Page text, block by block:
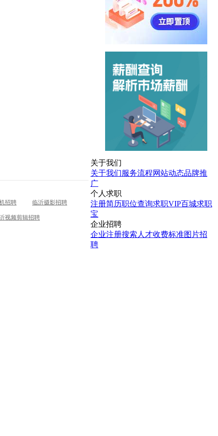
招聘 临沂摄影招聘
视频剪辑招聘
关于我们
关于我们服务流程网站动态品牌推
广
个人求职
注册简历职位查询求职VIP百城求职
宝
企业招聘
企业注册搜索人才收费标准图片招
聘